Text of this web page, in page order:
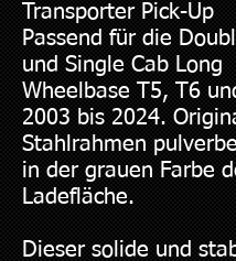
Transporter Pick-Up
Passend für die
und Single Cab Long
Wheelbase T5, T6
2003 bis 2024.
Stahlrahmen
in der grauen Farbe
Ladefläche.
Dieser solide und